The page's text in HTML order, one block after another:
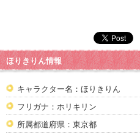
ほりきりん情報
キャラクター名：ほりきりん
フリガナ：ホリキリン
所属都道府県：東京都